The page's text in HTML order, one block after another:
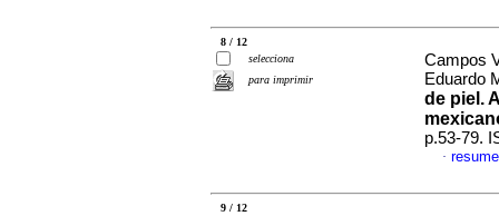
8 / 12
selecciona
para imprimir
Campos
Eduardo
de piel.
p.53-79.
·
9 / 12